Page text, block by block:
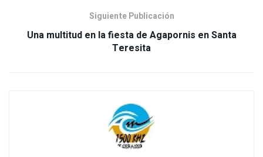
Siguiente Publicación
Una multitud en la fiesta de Agapornis en Santa
Teresita